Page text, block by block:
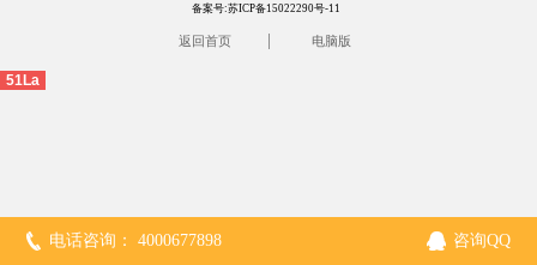
备案号:苏ICP备15022290号-11
返回首页 电脑版
电话咨询： 4000677898 咨询QQ
51La